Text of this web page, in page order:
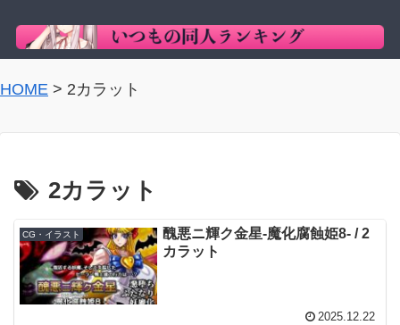
HOME > 2カラット
2カラット
CG・イラスト
醜悪ニ輝ク金星-魔化腐蝕姫8- / 2
カラット
2025.12.22